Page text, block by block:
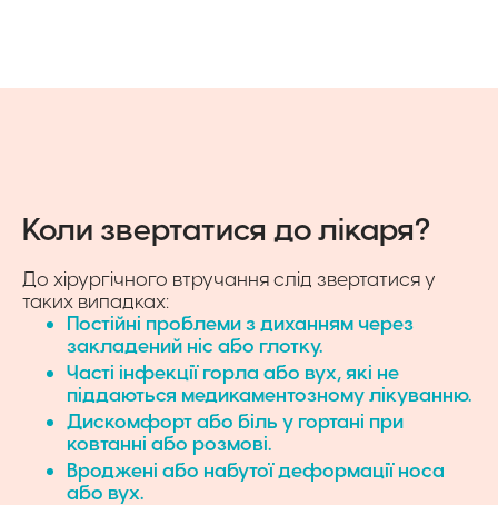
Коли звертатися до лікаря?
До хірургічного втручання слід звертатися у
таких випадках:
Постійні проблеми з диханням через
закладений ніс або глотку.
Часті інфекції горла або вух, які не
піддаються медикаментозному лікуванню.
Дискомфорт або біль у гортані при
ковтанні або розмові.
Вроджені або набутої деформації носа
або вух.